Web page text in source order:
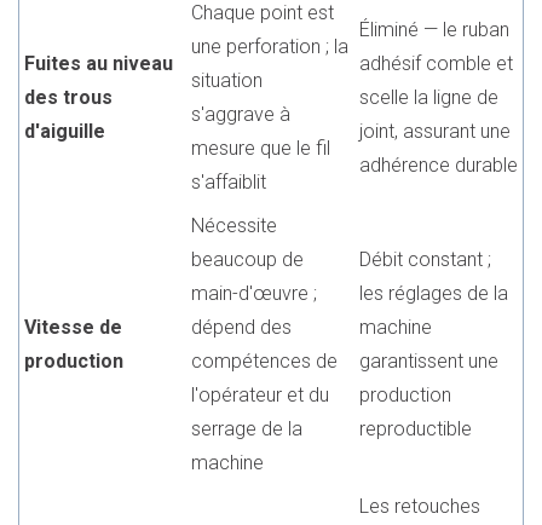
Fuites au niveau
des trous
d'aiguille
Chaque point est
une perforation ; la
situation
s'aggrave à
mesure que le fil
s'affaiblit
Éliminé — le ruban
adhésif comble et
scelle la ligne de
joint, assurant une
adhérence durable
Vitesse de
production
Nécessite
beaucoup de
main-d'œuvre ;
dépend des
compétences de
l'opérateur et du
serrage de la
machine
Débit constant ;
les réglages de la
machine
garantissent une
production
reproductible
Les retouches